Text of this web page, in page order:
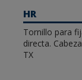
HR
Tornillo para
directa.
TX